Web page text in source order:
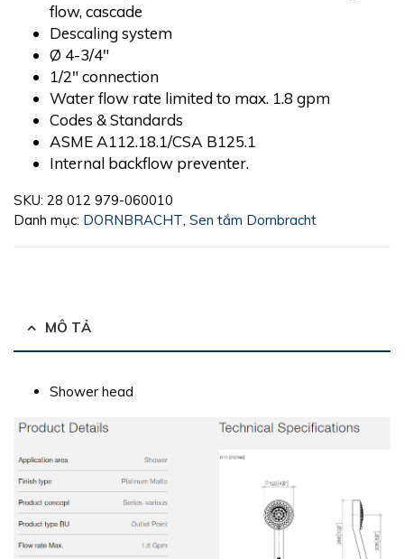
flow, cascade
Descaling system
Ø 4-3/4″
1/2″ connection
Water flow rate limited to max. 1.8 gpm
Codes & Standards
ASME A112.18.1/CSA B125.1
Internal backflow preventer.
SKU: 28 012 979-060010
Danh mục: DORNBRACHT Sen tắm Dornbracht
MÔ TẢ
Shower head